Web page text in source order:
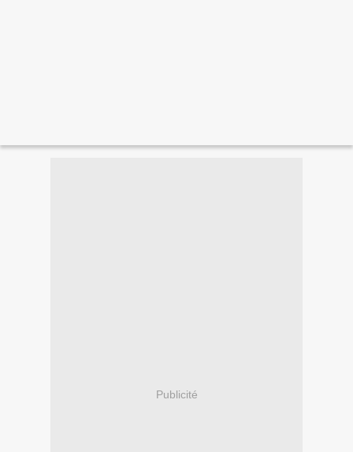
Publicité